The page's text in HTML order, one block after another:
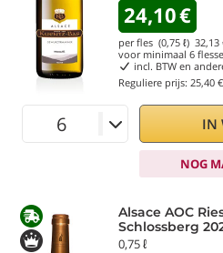
24,10€
per fles (0,75 ℓ) 32,13
voor minimaal 6
incl. BTW en
Reguliere prijs: 25,40 €
IN
NOG
Alsace AOC
Schlossberg
0,75 ℓ